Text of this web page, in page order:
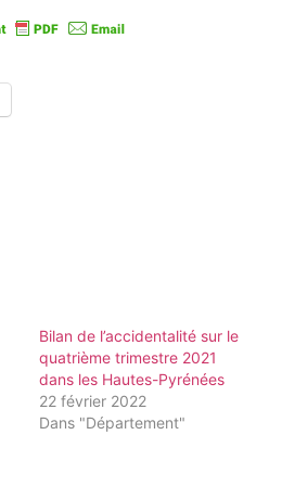
Bilan de l’accidentalité sur le
quatrième trimestre 2021
dans les Hautes-Pyrénées
22 février 2022
Dans "Département"